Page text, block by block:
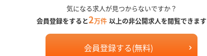
気になる求人が見つからないですか？
会員登録をすると2万件 以上の非公開求人を閲覧できます
会員登録する(無料)